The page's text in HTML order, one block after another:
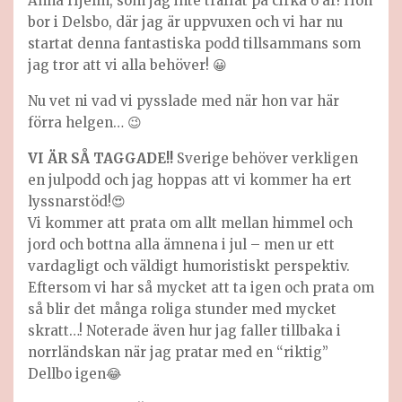
bor i Delsbo, där jag är uppvuxen och vi har nu
startat denna fantastiska podd tillsammans som
jag tror att vi alla behöver! 😀
Nu vet ni vad vi pysslade med när hon var här
förra helgen… 😉
VI ÄR SÅ TAGGADE!! Sverige behöver verkligen
en julpodd och jag hoppas att vi kommer ha ert
lyssnarstöd!😍
Vi kommer att prata om allt mellan himmel och
jord och bottna alla ämnena i jul – men ur ett
vardagligt och väldigt humoristiskt perspektiv.
Eftersom vi har så mycket att ta igen och prata om
så blir det många roliga stunder med mycket
skratt…! Noterade även hur jag faller tillbaka i
norrländskan när jag pratar med en “riktig”
Dellbo igen😂